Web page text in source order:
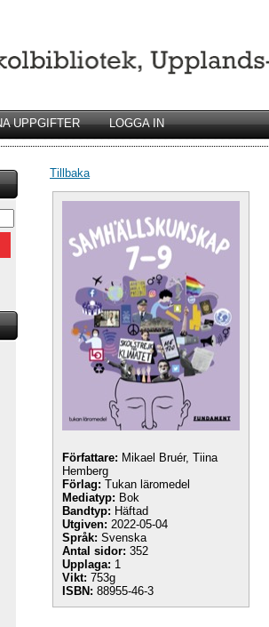
UPPGIFTER LOGGA IN
Tillbaka
Författare: Mikael Bruér, Tiina
Hemberg
Förlag: Tukan läromedel
Mediatyp: Bok
Bandtyp: Häftad
Utgiven: 2022-05-04
Språk: Svenska
Antal sidor: 352
Upplaga: 1
Vikt: 753g
ISBN: 88955-46-3